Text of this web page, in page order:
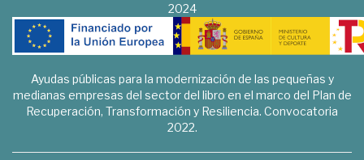
2024
Ayudas públicas para la modernización de las pequeñas y
medianas empresas del sector del libro en el marco del Plan de
Recuperación, Transformación y Resiliencia. Convocatoria
2022.